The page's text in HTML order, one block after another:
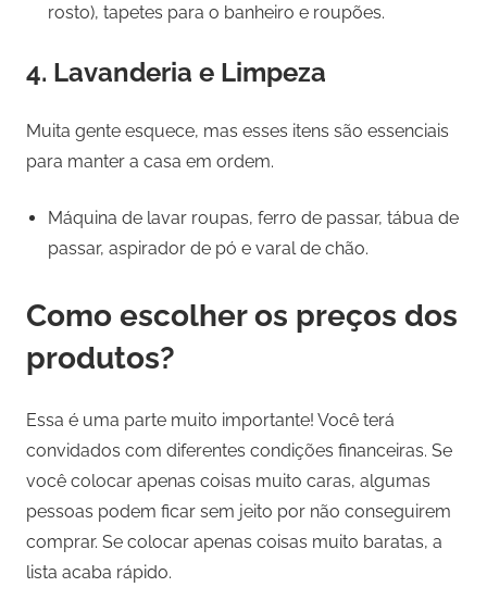
rosto), tapetes para o banheiro e roupões.
4. Lavanderia e Limpeza
Muita gente esquece, mas esses itens são essenciais
para manter a casa em ordem.
Máquina de lavar roupas, ferro de passar, tábua de
passar, aspirador de pó e varal de chão.
Como escolher os preços dos
produtos?
Essa é uma parte muito importante! Você terá
convidados com diferentes condições financeiras. Se
você colocar apenas coisas muito caras, algumas
pessoas podem ficar sem jeito por não conseguirem
comprar. Se colocar apenas coisas muito baratas, a
lista acaba rápido.